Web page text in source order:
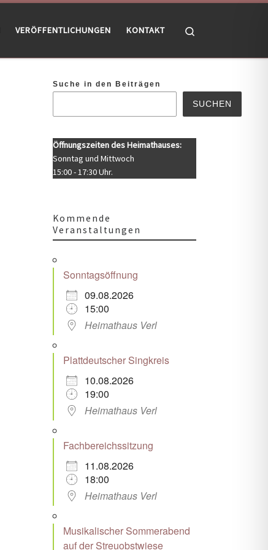
VERÖFFENTLICHUNGEN KONTAKT
Office 365
Suche in den Beiträgen
SUCHEN
Öffnungszeiten des Heimathauses:
Sonntag und Mittwoch
15:00 - 17:30 Uhr.
Kommende
Veranstaltungen
Sonntagsöffnung
09.08.2026
15:00
Heimathaus Verl
Plattdeutscher Singkreis
10.08.2026
19:00
Heimathaus Verl
Fachbereichssitzung
11.08.2026
18:00
Heimathaus Verl
Musikalischer Sommerabend
auf der Streuobstwiese